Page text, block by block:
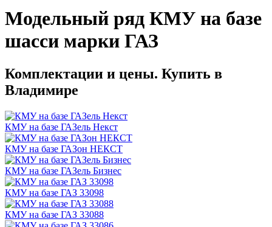
Модельный ряд КМУ на базе
шасси марки ГАЗ
Комплектации и цены. Купить в
Владимире
КМУ на базе ГАЗель Некст
КМУ на базе ГАЗон НЕКСТ
КМУ на базе ГАЗель Бизнес
КМУ на базе ГАЗ 33098
КМУ на базе ГАЗ 33088